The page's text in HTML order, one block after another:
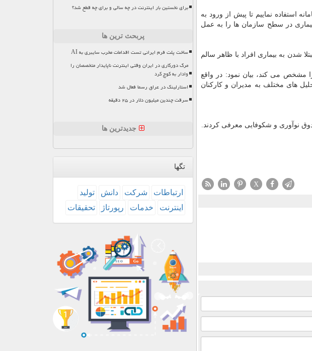
استفاده نماییم تا پیش از ورود به
در سطح سازمان ها را به عمل
شدن به بیماری افراد با ظاهر سالم
مشخص می کند، بیان نمود: در واقع
های مختلف به مدیران و کارکنان
نوآوری و شکوفایی معرفی کردند.
X
برای نخستین بار اینترنت در چه سالی و برای چه قطع شد؟
پربحث ترین ها
ساخت پلت فرم ایرانی تست اقدامات مخرب سایبری به AI
مرگ دورکاری در ایران وقتی اینترنت ناپایدار متخصصان را
وادار به کوچ کرد
استارلینک در عراق رسما فعال شد
سرقت چندین میلیون دلار در ۲۵ دقیقه
جدیدترین ها
تگها
ارتباطات شركت دانش
تولید
اینترنت
خدمات رپورتاژ تحقیقات